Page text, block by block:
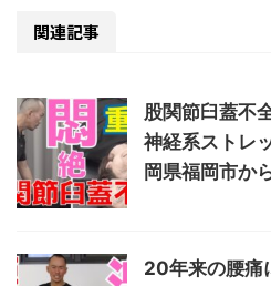
関連記事
股関節臼蓋不
神経系ストレ
岡県福岡市か
20年来の腰痛